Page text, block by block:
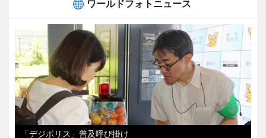
ワールドフォトニュース
「デジポリス」普及呼び掛け